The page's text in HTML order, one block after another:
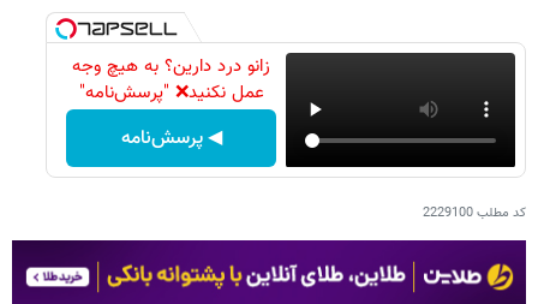
زانو درد دارین؟ به هیچ وجه
عمل نکنید❌ "پرسش‌نامه"
◀ پرسش‌نامه
کد مطلب2229100